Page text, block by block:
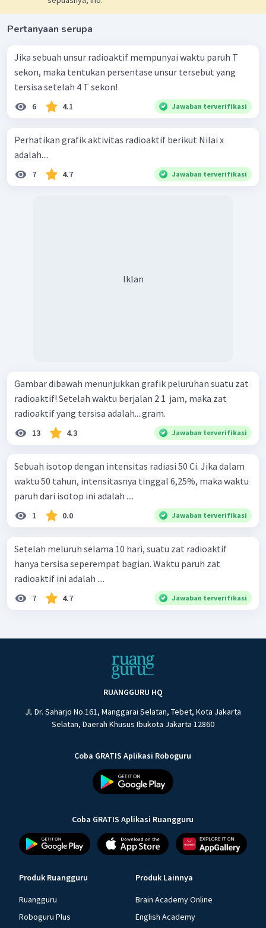
Pertanyaan serupa
Jika sebuah unsur radioaktif mempunyai waktu paruh T
sekon, maka tentukan persentase unsur tersebut yang
tersisa setelah 4 T sekon!
6 4.1 Jawaban terverifikasi
Perhatikan grafik aktivitas radioaktif berikut Nilai x
adalah....
7 4.7 Jawaban terverifikasi
Iklan
Gambar dibawah menunjukkan grafik peluruhan suatu zat
radioaktif! Setelah waktu berjalan 2 1 ​ jam, maka zat
radioaktif yang tersisa adalah....gram.
13 4.3 Jawaban terverifikasi
Sebuah isotop dengan intensitas radiasi 50 Ci. Jika dalam
waktu 50 tahun, intensitasnya tinggal 6,25%, maka waktu
paruh dari isotop ini adalah ....
1 0.0 Jawaban terverifikasi
Setelah meluruh selama 10 hari, suatu zat radioaktif
hanya tersisa seperempat bagian. Waktu paruh zat
radioaktif ini adalah ....
7 4.7 Jawaban terverifikasi
RUANGGURU HQ
Jl. Dr. Saharjo No.161, Manggarai Selatan, Tebet, Kota Jakarta
Selatan, Daerah Khusus Ibukota Jakarta 12860
Coba GRATIS Aplikasi Roboguru
Coba GRATIS Aplikasi Ruangguru
Produk Ruangguru
Ruangguru
Roboguru Plus
Produk Lainnya
Brain Academy Online
English Academy